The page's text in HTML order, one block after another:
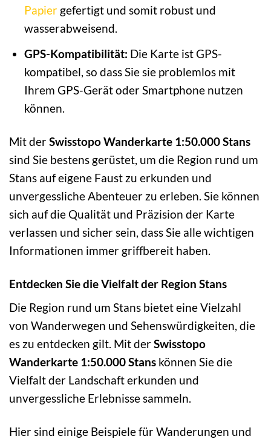
Papiergefertigt und somit robust und
wasserabweisend.
GPS-Kompatibilität: Die Karte ist GPS-
kompatibel, so dass Sie sie problemlos mit
Ihrem GPS-Gerät oder Smartphone nutzen
können.
Mit derSwisstopo Wanderkarte 1:50.000 Stans
sind Sie bestens gerüstet, um die Region rund um
Stans auf eigene Faust zu erkunden und
unvergessliche Abenteuer zu erleben. Sie können
sich auf die Qualität und Präzision der Karte
verlassen und sicher sein, dass Sie alle wichtigen
Informationen immer griffbereit haben.
Entdecken Sie die Vielfalt der Region Stans
Die Region rund um Stans bietet eine Vielzahl
von Wanderwegen und Sehenswürdigkeiten, die
es zu entdecken gilt. Mit derSwisstopo
Wanderkarte 1:50.000 Stans können Sie die
Vielfalt der Landschaft erkunden und
unvergessliche Erlebnisse sammeln.
Hier sind einige Beispiele für Wanderungen und